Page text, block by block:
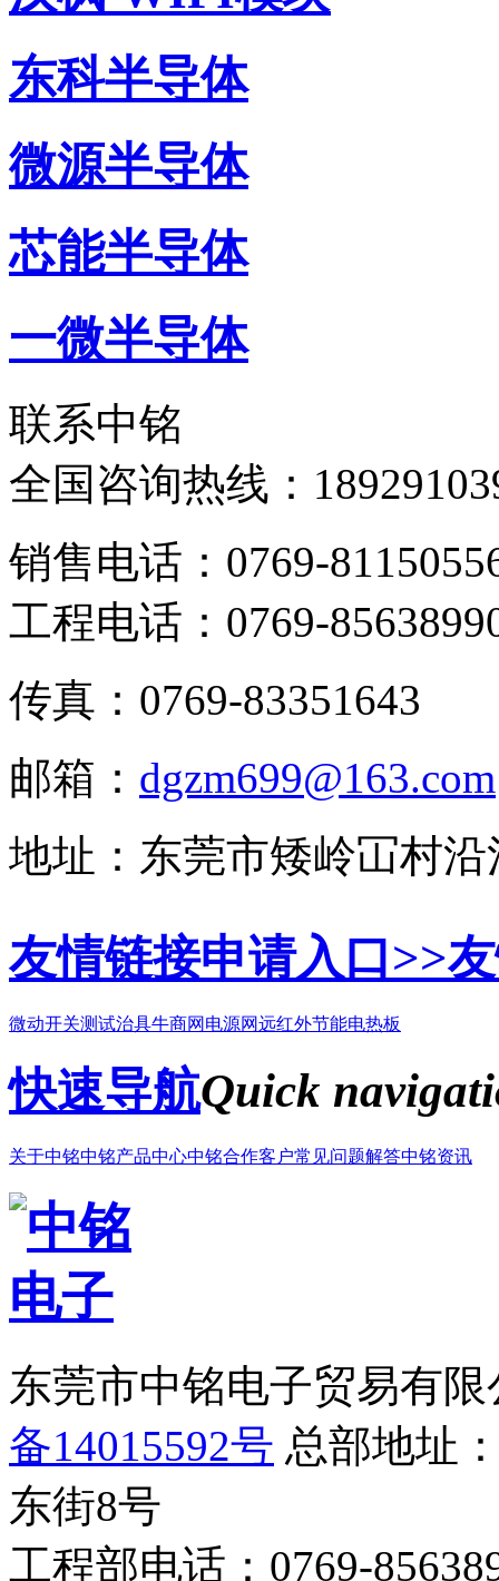
东科半导体
微源半导体
芯能半导体
一微半导体
联系中铭
全国咨询热线：
销售电话：0769-
工程电话：0769-
传真：0769-83351643
邮箱： dgzm699@163.com
地址：东莞市矮岭冚村沿
友情链接申请入口>>
微动开关测试治具牛商网 电源网远红外节能电热板
快速导航Quick
关于中铭中铭产品中心中铭合作客户常见问题解答中铭资讯
东莞市中铭电子贸易有
备14015592号 总部地址
东街8号
工程部电话：0769-